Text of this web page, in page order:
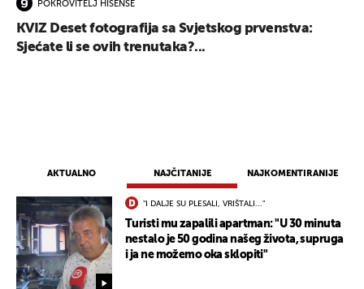
AKTUALNO NAJČITANIJE NAJKOMENTIRANIJE
"I DALJE SU PLESALI, VRIŠTALI..."
Turisti mu zapalili apartman: "U 30 minuta
nestalo je 50 godina našeg života, supruga
i ja ne možemo oka sklopiti"
POKROVITELJ HISENSE
KVIZ Deset fotografija sa Svjetskog prvenstva:
Sjećate li se ovih trenutaka?...
UKLJUČITE NOTIFIKACIJE